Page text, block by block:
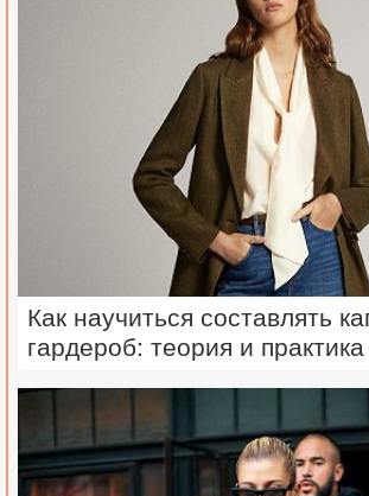
Как научиться составлять
гардероб: теория и практика